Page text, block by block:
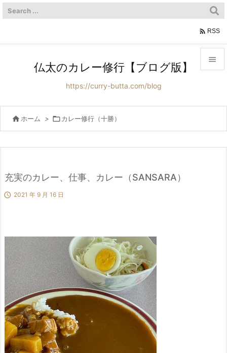



 RSS
仏太のカレー修行【ブログ版】
https://curry-butta.com/blog
 ホーム >  カレー修行（十勝）
充実のカレー、仕事、カレー（SANSARA）
 2021 年 9 月 16 日